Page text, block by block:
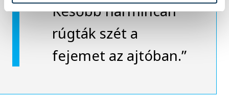
Később harmincan
rúgták szét a
fejemet az ajtóban.”